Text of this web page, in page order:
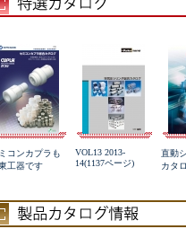
コンカプラも
工器です
VOL13 2013-
14(1137ページ)
直動
カタ